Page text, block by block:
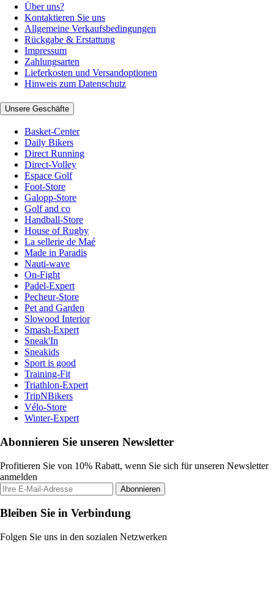
Über uns?
Kontaktieren Sie uns
Allgemeine Verkaufsbedingungen
Rückgabe & Erstattung
Impressum
Zahlungsarten
Lieferkosten und Versandoptionen
Hinweis zum Datenschutz
Unsere Geschäfte
Basket-Center
Daily Bikers
Direct Running
Direct-Volley
Espace Golf
Foot-Store
Galopp-Store
Golf and co
Handball-Store
House of Rugby
La sellerie de Maé
Made in Paradis
Nauti-wave
On-Fight
Padel-Expert
Pecheur-Store
Pet and Garden
Slowood Interior
Smash-Expert
Sneak'In
Sneakids
Sport is good
Training-Fit
Triathlon-Expert
TripNBikers
Vélo-Store
Winter-Expert
Abonnieren Sie unseren Newsletter
Profitieren Sie von 10% Rabatt, wenn Sie sich für unseren Newsletter
anmelden
Abonnieren
Bleiben Sie in Verbindung
Folgen Sie uns in den sozialen Netzwerken